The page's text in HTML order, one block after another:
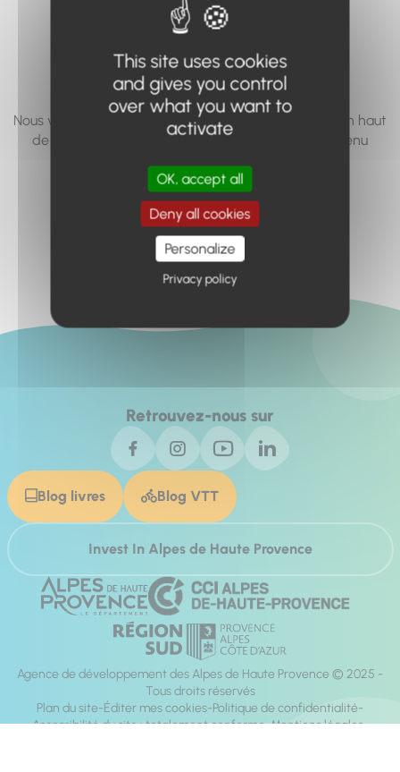
accéder n'existe
pas... ou plus.
Nous vous invitons à utiliser le moteur de recherche en haut
de page, ou à utiliser le menu pour trouver le contenu
Retour à l'accueil
Retrouvez-nous sur
Blog livres Blog VTT
Invest In Alpes de Haute Provence
Agence de développement des Alpes de Haute Provence © 2025 -
Tous droits réservés
Plan du site Éditer mes cookies Politique de confidentialité
Accessibilité du site : totalement conforme Mentions légales
This site uses cookies
and gives you control
over what you want to
activate
OK, accept all
Deny all cookies
Personalize
Privacy policy